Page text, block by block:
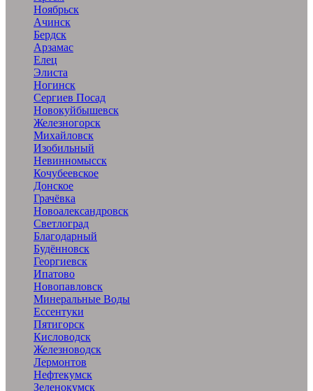
Ноябрьск
Ачинск
Бердск
Арзамас
Елец
Элиста
Ногинск
Сергиев Посад
Новокуйбышевск
Железногорск
Михайловск
Изобильный
Невинномысск
Кочубеевское
Донское
Грачёвка
Новоалександровск
Светлоград
Благодарный
Будённовск
Георгиевск
Ипатово
Новопавловск
Минеральные Воды
Ессентуки
Пятигорск
Кисловодск
Железноводск
Лермонтов
Нефтекумск
Зеленокумск